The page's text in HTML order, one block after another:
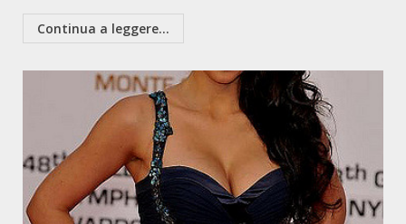
Continua a leggere...